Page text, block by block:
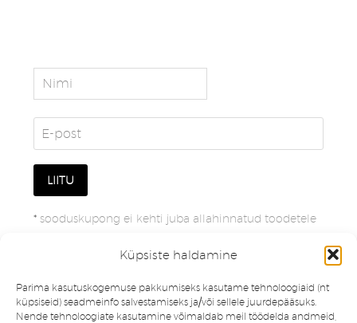
Küpsiste haldamine
Parima kasutuskogemuse pakkumiseks kasutame tehnoloogiaid (nt
küpsiseid) seadmeinfo salvestamiseks ja/või sellele juurdepääsuks.
Nende tehnoloogiate kasutamine võimaldab meil töödelda andmeid,
* sooduskupong ei kehti juba allahinnatud toodetele